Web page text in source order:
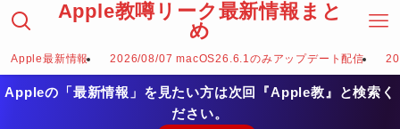
Apple教噂リーク最新情報まと
め
Apple最新情報 2026/08/07 macOS26.6.1のみアップデート配信
Appleの「最新情報」を見たい方は次回『Apple教』と検索く
ださい。